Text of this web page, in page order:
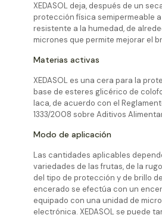
XEDASOL deja, después de un
protección física semipermeable
resistente a la humedad, de
micrones que permite mejorar el
Materias activas
XEDASOL es una cera para la
base de esteres glicérico de
laca, de acuerdo con el
1333/2008 sobre Aditivos
Modo de aplicación
Las cantidades aplicables
variedades de las frutas, de la
del tipo de protección y de brillo
encerado se efectúa con un
equipado con una unidad de
electrónica. XEDASOL se puede